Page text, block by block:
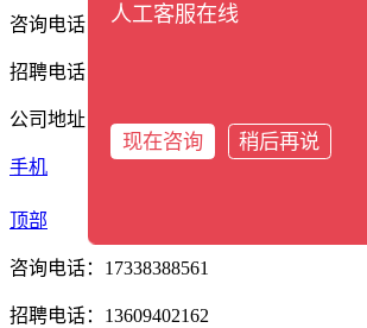
咨询电话：17338388561
招聘电话：13609402162
公司地址：重庆市渝北区石盘河商务区宝环
手机
顶部
咨询电话：17338388561
招聘电话：13609402162
人工客服在线
现在咨询 稍后再说